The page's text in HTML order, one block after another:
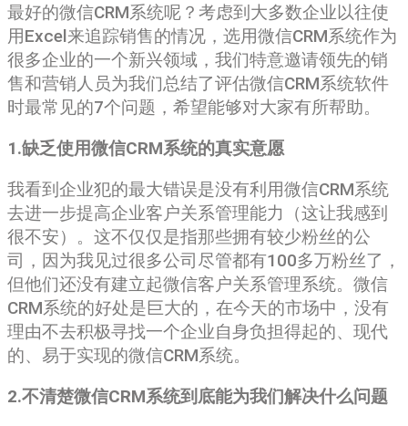
最好的微信CRM系统呢？考虑到大多数企业以往使
用Excel来追踪销售的情况，选用微信CRM系统作为
很多企业的一个新兴领域，我们特意邀请领先的销
售和营销人员为我们总结了评估微信CRM系统软件
时最常见的7个问题，希望能够对大家有所帮助。
1.缺乏使用微信CRM系统的真实意愿
我看到企业犯的最大错误是没有利用微信CRM系统
去进一步提高企业客户关系管理能力（这让我感到
很不安）。这不仅仅是指那些拥有较少粉丝的公
司，因为我见过很多公司尽管都有100多万粉丝了，
但他们还没有建立起微信客户关系管理系统。微信
CRM系统的好处是巨大的，在今天的市场中，没有
理由不去积极寻找一个企业自身负担得起的、现代
的、易于实现的微信CRM系统。
2.不清楚微信CRM系统到底能为我们解决什么问题